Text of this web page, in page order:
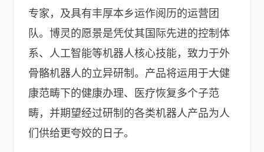
专家，及具有丰厚本乡运作阅历的运营团
队。博灵的愿景是凭仗其国际先进的控制体
系、人工智能等机器人核心技能，致力于外
骨骼机器人的立异研制。产品将运用于大健
康范畴下的健康办理、医疗恢复多个子范
畴，并期望经过研制的各类机器人产品为人
们供给更夸姣的日子。